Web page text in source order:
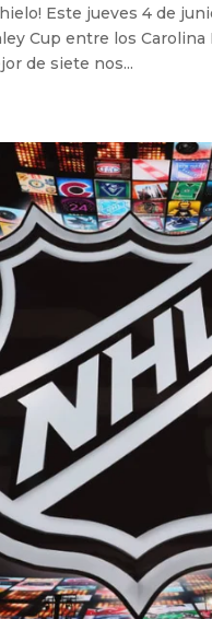
Este jueves 4 de
Cup entre los
de siete nos...